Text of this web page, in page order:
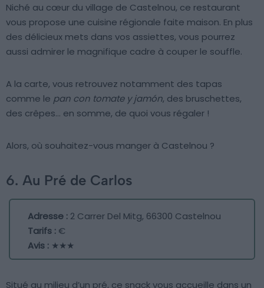
Niché au cœur du village de Castelnou, ce restaurant
vous propose une cuisine régionale faite maison. En plus
des délicieux mets dans vos assiettes, vous pourrez
aussi admirer le magnifique cadre à couper le souffle.
A la carte, vous retrouvez notamment des tapas
comme le pan con tomate y jamón, des bruschettes,
des crêpes… en somme, de quoi vous régaler !
Alors, où souhaitez-vous manger à Castelnou ?
6. Au Pré de Carlos
Adresse : 2 Carrer Del Mitg, 66300 Castelnou
Tarifs :€
Avis : ★★★
Situé au milieu d’un pré, ce snack vous accueille dans un